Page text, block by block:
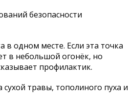
безопасности
одном месте. Если эта точка
в небольшой огонёк, но
профилактик.
травы, тополиного пуха и